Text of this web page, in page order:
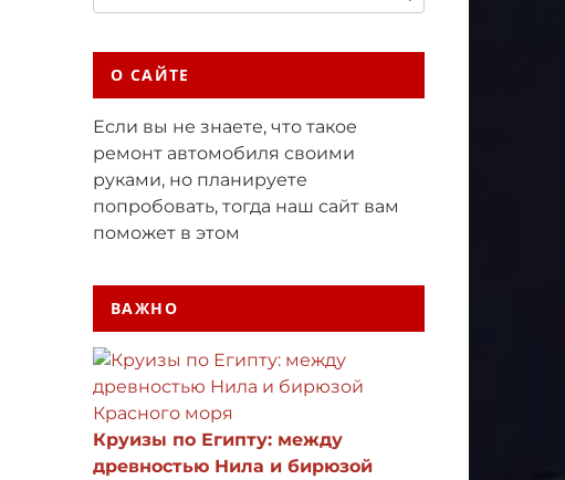
О САЙТЕ
Если вы не знаете, что такое
ремонт автомобиля своими
руками, но планируете
попробовать, тогда наш сайт вам
поможет в этом
ВАЖНО
Круизы по Египту: между
древностью Нила и бирюзой